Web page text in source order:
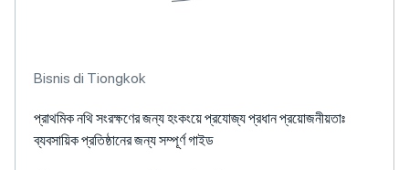
Bisnis di Tiongkok
প্রাথমিক নথি সংরক্ষণের জন্য হংকংয়ে প্রযোজ্য প্রধান প্রয়োজনীয়তাঃ
ব্যবসায়িক প্রতিষ্ঠানের জন্য সম্পূর্ণ গাইড